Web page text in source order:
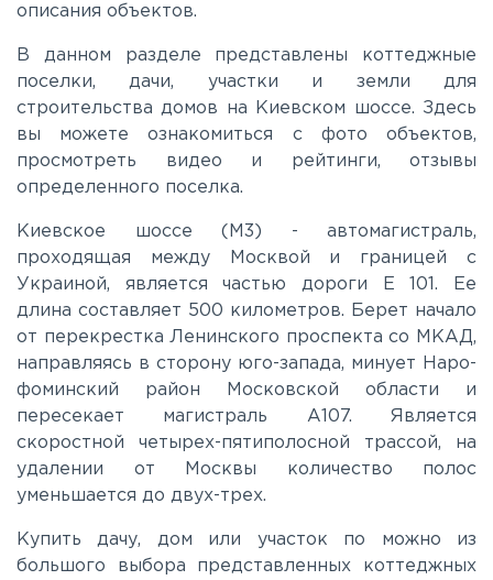
Киевское
Ленинградское
Можайское
Новорижское
Новорязанское
Пятницкое
описания объектов.
В данном разделе представлены коттеджные
поселки, дачи, участки и земли для
строительства домов на Киевском шоссе. Здесь
вы можете ознакомиться с фото объектов,
просмотреть видео и рейтинги, отзывы
определенного поселка.
Киевское шоссе (М3) - автомагистраль,
проходящая между Москвой и границей с
Украиной, является частью дороги E 101. Ее
длина составляет 500 километров. Берет начало
от перекрестка Ленинского проспекта со МКАД,
направляясь в сторону юго-запада, минует Наро-
фоминский район Московской области и
пересекает магистраль A107. Является
скоростной четырех-пятиполосной трассой, на
удалении от Москвы количество полос
уменьшается до двух-трех.
Купить дачу, дом или участок по можно из
большого выбора представленных коттеджных